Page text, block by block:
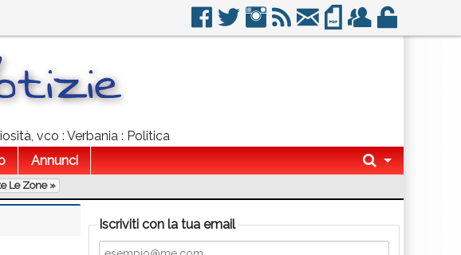
vco : Verbania : Politica
Annunci
Le Zone »
Iscriviti con la tua email